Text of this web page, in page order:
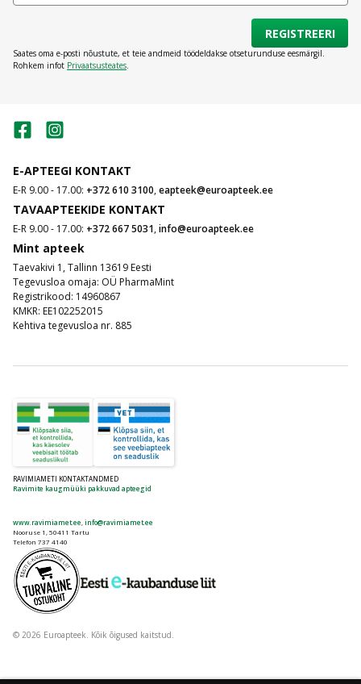
REGISTREERI
Saates oma e-posti nõustute, et teie andmeid töödeldakse otseturunduse eesmärgil.
Rohkem infot Privaatsusteates.
E-APTEEGI KONTAKT
E-R 9.00 - 17.00: +372 610 3100,eapteek@euroapteek.ee
TAVAAPTEEKIDE KONTAKT
E-R 9.00 - 17.00: +372 667 5031,info@euroapteek.ee
Mint apteek
Taevakivi 1, Tallinn 13619 Eesti
Tegevusloa omaja: OÜ PharmaMint
Registrikood: 14960867
KMKR: EE102252015
Kehtiva tegevusloa nr. 885
RAVIMIAMETI KONTAKTANDMED
Ravimite kaugmüüki pakkuvad apteegid
www.ravimiamet.ee info@ravimiamet.ee
Nooruse 1, 50411 Tartu
Telefon 737 4140
© 2026 Euroapteek. Kõik õigused kaitstud.